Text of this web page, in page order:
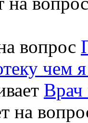
вопрос
чем
Врач
на